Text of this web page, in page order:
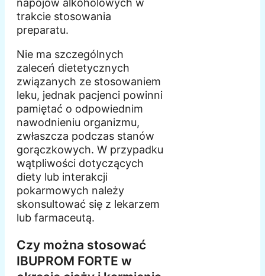
napojów alkoholowych w
trakcie stosowania
preparatu.
Nie ma szczególnych
zaleceń dietetycznych
związanych ze stosowaniem
leku, jednak pacjenci powinni
pamiętać o odpowiednim
nawodnieniu organizmu,
zwłaszcza podczas stanów
gorączkowych. W przypadku
wątpliwości dotyczących
diety lub interakcji
pokarmowych należy
skonsultować się z lekarzem
lub farmaceutą.
Czy można stosować
IBUPROM FORTE w